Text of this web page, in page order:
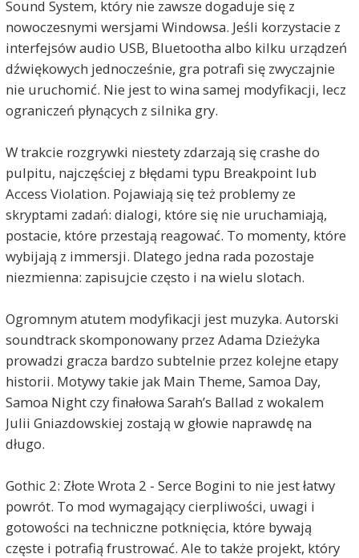
Sound System, który nie zawsze dogaduje się z
nowoczesnymi wersjami Windowsa. Jeśli korzystacie z
interfejsów audio USB, Bluetootha albo kilku urządzeń
dźwiękowych jednocześnie, gra potrafi się zwyczajnie
nie uruchomić. Nie jest to wina samej modyfikacji, lecz
ograniczeń płynących z silnika gry.
W trakcie rozgrywki niestety zdarzają się crashe do
pulpitu, najczęściej z błędami typu Breakpoint lub
Access Violation. Pojawiają się też problemy ze
skryptami zadań: dialogi, które się nie uruchamiają,
postacie, które przestają reagować. To momenty, które
wybijają z immersji. Dlatego jedna rada pozostaje
niezmienna: zapisujcie często i na wielu slotach.
Ogromnym atutem modyfikacji jest muzyka. Autorski
soundtrack skomponowany przez Adama Dzieżyka
prowadzi gracza bardzo subtelnie przez kolejne etapy
historii. Motywy takie jak Main Theme, Samoa Day,
Samoa Night czy finałowa Sarah’s Ballad z wokalem
Julii Gniazdowskiej zostają w głowie naprawdę na
długo.
Gothic 2: Złote Wrota 2 - Serce Bogini to nie jest łatwy
powrót. To mod wymagający cierpliwości, uwagi i
gotowości na techniczne potknięcia, które bywają
częste i potrafią frustrować. Ale to także projekt, który